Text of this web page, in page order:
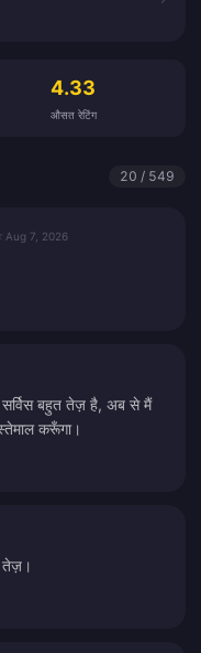
4.33
औसत रेटिंग
20 / 549
Aug 7, 2026
बहुत तेज़ है, अब से मैं
करूँगा।
तेज़।